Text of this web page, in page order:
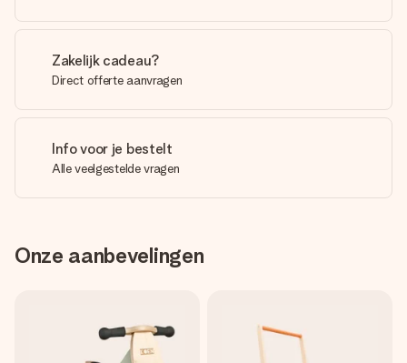
Zakelijk cadeau?
Direct offerte aanvragen
Info voor je bestelt
Alle veelgestelde vragen
Onze aanbevelingen